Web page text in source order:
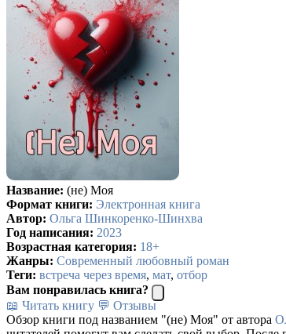
Название: (не) Моя
Формат книги: Электронная книга
Автор: Ольга Шинкоренко-Шинхва
Год написания: 2023
Возрастная категория: 18+
Жанры: Современный любовный роман
Теги: встреча через время, мат, отбор
Вам понравилась книга?
📖 Читать книгу 💬 Отзывы
Обзор книги под названием "(не) Моя" от автора